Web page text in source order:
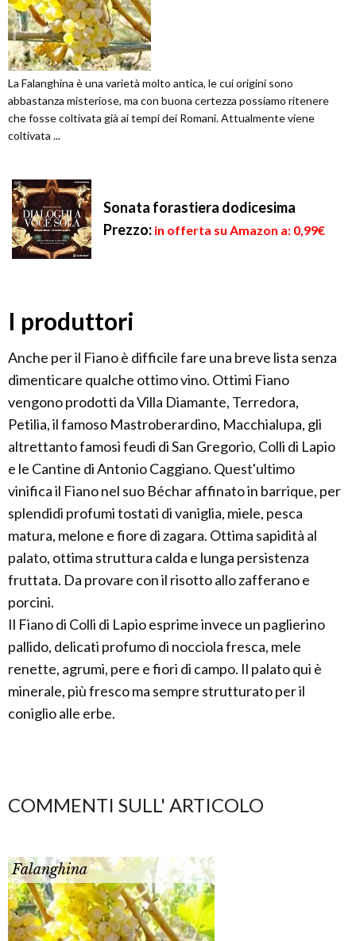
La Falanghina è una varietà molto antica, le cui origini sono
abbastanza misteriose, ma con buona certezza possiamo ritenere
che fosse coltivata già ai tempi dei Romani. Attualmente viene
coltivata ...
Sonata forastiera dodicesima
Prezzo: in offerta su Amazon a: 0,99€
I produttori
Anche per il Fiano è difficile fare una breve lista senza
dimenticare qualche ottimo vino. Ottimi Fiano
vengono prodotti da Villa Diamante, Terredora,
Petilia, il famoso Mastroberardino, Macchialupa, gli
altrettanto famosi feudi di San Gregorio, Colli di Lapio
e le Cantine di Antonio Caggiano. Quest'ultimo
vinifica il Fiano nel suo Béchar affinato in barrique, per
splendidi profumi tostati di vaniglia, miele, pesca
matura, melone e fiore di zagara. Ottima sapidità al
palato, ottima struttura calda e lunga persistenza
fruttata. Da provare con il risotto allo zafferano e
porcini.
Il Fiano di Colli di Lapio esprime invece un paglierino
pallido, delicati profumo di nocciola fresca, mele
renette, agrumi, pere e fiori di campo. Il palato qui è
minerale, più fresco ma sempre strutturato per il
coniglio alle erbe.
COMMENTI SULL' ARTICOLO
Falanghina